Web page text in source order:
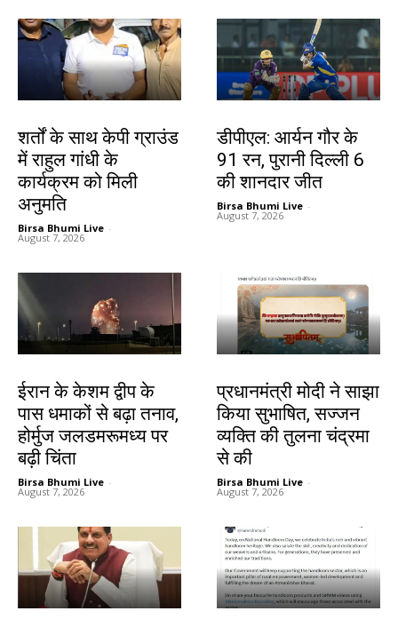
शर्तों के साथ केपी ग्राउंड
में राहुल गांधी के
कार्यक्रम को मिली
अनुमति
Birsa Bhumi Live -
August 7, 2026
डीपीएल: आर्यन गौर के
91 रन, पुरानी दिल्ली 6
की शानदार जीत
Birsa Bhumi Live -
August 7, 2026
ईरान के केशम द्वीप के
पास धमाकों से बढ़ा तनाव,
होर्मुज जलडमरूमध्य पर
बढ़ी चिंता
Birsa Bhumi Live -
August 7, 2026
प्रधानमंत्री मोदी ने साझा
किया सुभाषित, सज्जन
व्यक्ति की तुलना चंद्रमा
से की
Birsa Bhumi Live -
August 7, 2026